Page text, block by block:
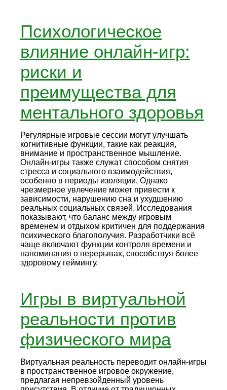
Психологическое
влияние онлайн-игр:
риски и
преимущества для
ментального здоровья
Регулярные игровые сессии могут улучшать
когнитивные функции, такие как реакция,
внимание и пространственное мышление.
Онлайн‑игры также служат способом снятия
стресса и социального взаимодействия,
особенно в периоды изоляции. Однако
чрезмерное увлечение может привести к
зависимости, нарушению сна и ухудшению
реальных социальных связей. Исследования
показывают, что баланс между игровым
временем и отдыхом критичен для поддержания
психического благополучия. Разработчики всё
чаще включают функции контроля времени и
напоминания о перерывах, способствуя более
здоровому геймингу.
Игры в виртуальной
реальности против
физического мира
Виртуальная реальность переводит онлайн-игры
в пространственное игровое окружение,
предлагая непревзойденный уровень